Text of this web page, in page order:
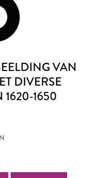
VAN
DIVERSE
1620-1650